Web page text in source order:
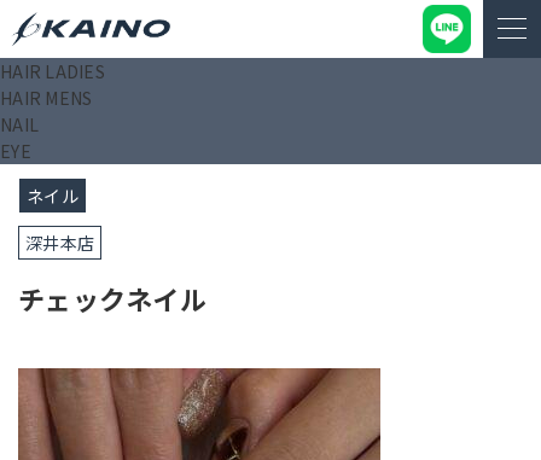
HAIR LADIES
HAIR MENS
NAIL
EYE
KAINO－カイノ－【公式サイト】
2026/02/28
ネイル
深井本店
チェックネイル